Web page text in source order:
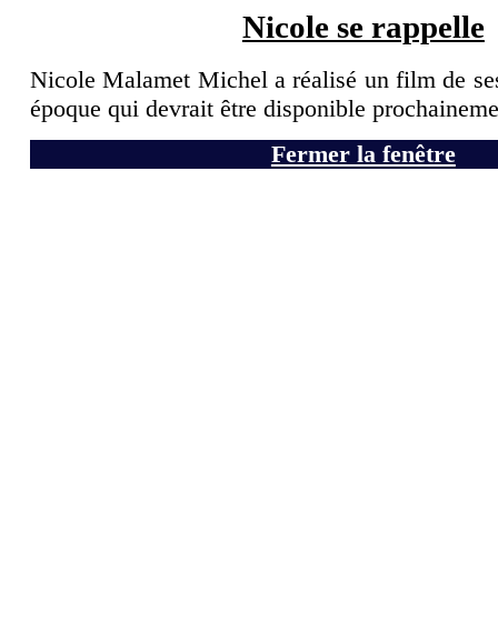
Nicole se rappelle
Nicole Malamet Michel a réalisé un film de
époque qui devrait être disponible
Fermer la fenêtre